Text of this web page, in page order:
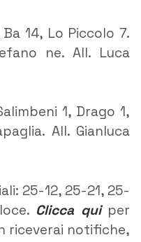
14, Lo Piccolo 7.
ne. All. Luca
1, Drago 1,
All. Gianluca
25-12, 25-21, 25-
Clicca quiper
riceverai notifiche,